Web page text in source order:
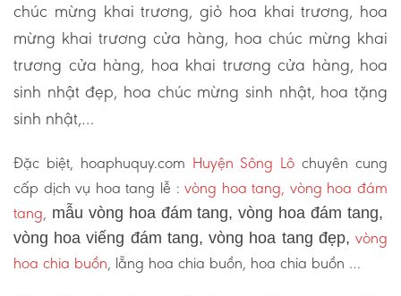
chúc mừng khai trương, giỏ hoa khai trương, hoa
mừng khai trương cửa hàng, hoa chúc mừng khai
trương cửa hàng, hoa khai trương cửa hàng, hoa
sinh nhật đẹp, hoa chúc mừng sinh nhật, hoa tặng
sinh nhật,…
Đặc biệt, hoaphuquy.com Huyện Sông Lô chuyên cung
cấp dịch vụ hoa tang lễ :vòng hoa tang, vòng hoa đám
tang, mẫu vòng hoa đám tang, vòng hoa đám tang,
vòng hoa viếng đám tang, vòng hoa tang đẹp, vòng
hoa chia buồn, lẵng hoa chia buồn, hoa chia buồn …